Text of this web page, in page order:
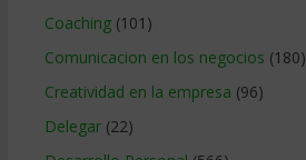
Coaching(101)
Comunicacion en los negocios (180)
Creatividad en la empresa (96)
Delegar(22)